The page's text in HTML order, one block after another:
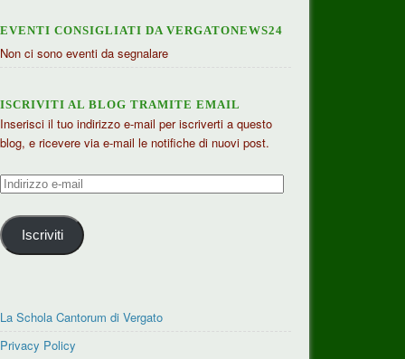
EVENTI CONSIGLIATI DA VERGATONEWS24
Non ci sono eventi da segnalare
ISCRIVITI AL BLOG TRAMITE EMAIL
Inserisci il tuo indirizzo e-mail per iscriverti a questo
blog, e ricevere via e-mail le notifiche di nuovi post.
Indirizzo
mail
Iscriviti
La Schola Cantorum di Vergato
Privacy Policy